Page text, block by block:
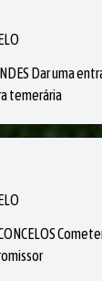
Dar uma
temerária